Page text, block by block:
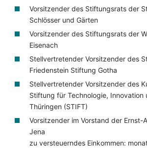
Vorsitzender des Stiftungsrats der
Schlösser und Gärten
Vorsitzender des Stiftungsrats der
Eisenach
Stellvertretender Vorsitzender des
Friedenstein Stiftung Gotha
Stellvertretender Vorsitzender des
Stiftung für Technologie, Innovation
Thüringen (STIFT)
Vorsitzender im Vorstand der Ernst-
Jena
zu versteuerndes Einkommen: